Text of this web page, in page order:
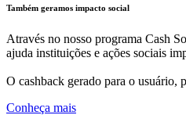
Também geramos impacto social
Através no nosso programa Cash
ajuda instituições e ações sociais
O cashback gerado para o usuário,
Conheça mais